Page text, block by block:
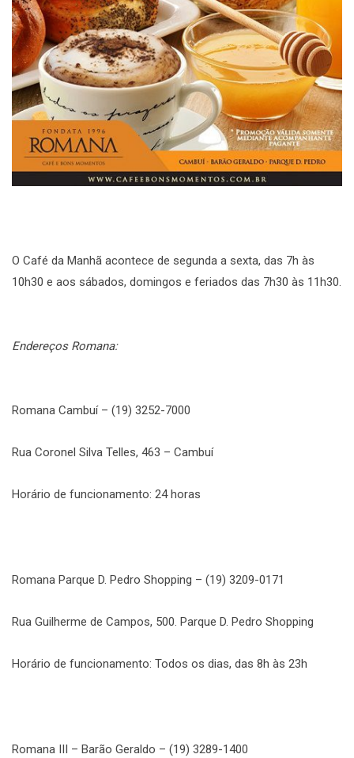
O Café da Manhã acontece de segunda a sexta, das 7h às
10h30 e aos sábados, domingos e feriados das 7h30 às 11h30.
Endereços Romana:
Romana Cambuí – (19) 3252-7000
Rua Coronel Silva Telles, 463 – Cambuí
Horário de funcionamento: 24 horas
Romana Parque D. Pedro Shopping – (19) 3209-0171
Rua Guilherme de Campos, 500. Parque D. Pedro Shopping
Horário de funcionamento: Todos os dias, das 8h às 23h
Romana III – Barão Geraldo – (19) 3289-1400